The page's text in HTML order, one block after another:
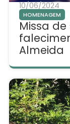
10/06/2024
HOMENAGEM
Missa
Almeida